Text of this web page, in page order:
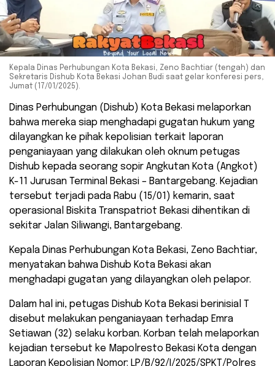
Kepala Dinas Perhubungan Kota Bekasi, Zeno Bachtiar (tengah) dan
Sekretaris Dishub Kota Bekasi Johan Budi saat gelar konferesi pers,
Jumat (17/01/2025).
Dinas Perhubungan (Dishub) Kota Bekasi melaporkan
bahwa mereka siap menghadapi gugatan hukum yang
dilayangkan ke pihak kepolisian terkait laporan
penganiayaan yang dilakukan oleh oknum petugas
Dishub kepada seorang sopir Angkutan Kota (Angkot)
K-11 Jurusan Terminal Bekasi – Bantargebang. Kejadian
tersebut terjadi pada Rabu (15/01) kemarin, saat
operasional Biskita Transpatriot Bekasi dihentikan di
sekitar Jalan Siliwangi, Bantargebang.
Kepala Dinas Perhubungan Kota Bekasi, Zeno Bachtiar,
menyatakan bahwa Dishub Kota Bekasi akan
menghadapi gugatan yang dilayangkan oleh pelapor.
Dalam hal ini, petugas Dishub Kota Bekasi berinisial T
disebut melakukan penganiayaan terhadap Emra
Setiawan (32) selaku korban. Korban telah melaporkan
kejadian tersebut ke Mapolresto Bekasi Kota dengan
Laporan Kepolisian Nomor: LP/B/92/I/2025/SPKT/Polres